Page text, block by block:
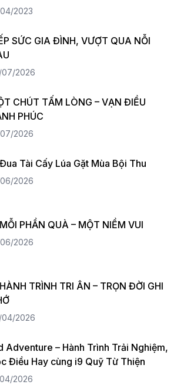
2023
SỨC GIA ĐÌNH, VƯỢT QUA NỖI
07/2026
CHÚT TẤM LÒNG – VẠN ĐIỀU
PHÚC
2026
Tài Cấy Lúa Gặt Mùa Bội Thu
2026
PHẦN QUÀ – MỘT NIỀM VUI
2026
TRÌNH TRI ÂN – TRỌN ĐỜI GHI
04/2026
Adventure – Hành Trình Trải Nghiệm,
Điều Hay cùng i9 Quỹ Từ Thiện
2026